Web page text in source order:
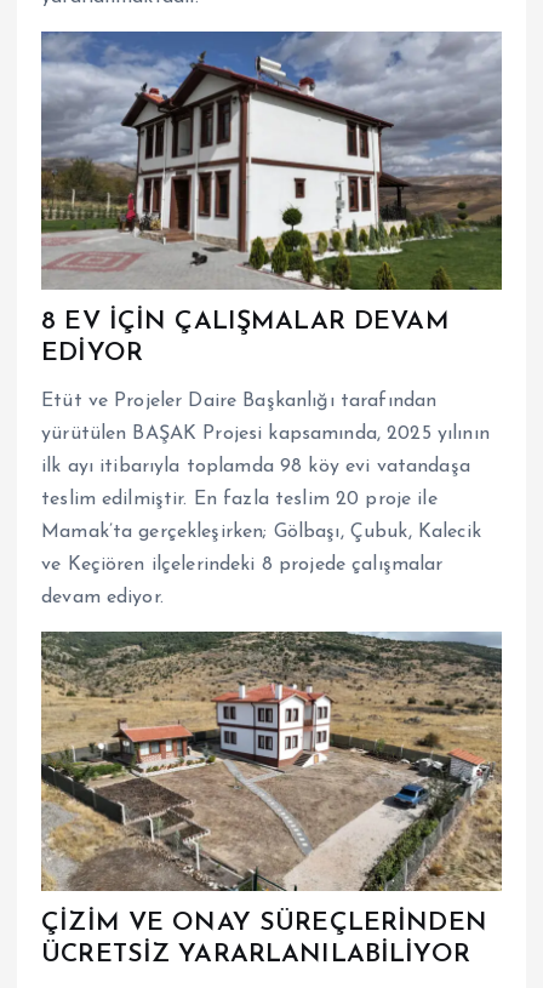
8 EV İÇİN ÇALIŞMALAR DEVAM
EDİYOR
Etüt ve Projeler Daire Başkanlığı tarafından
yürütülen BAŞAK Projesi kapsamında, 2025 yılının
ilk ayı itibarıyla toplamda 98 köy evi vatandaşa
teslim edilmiştir. En fazla teslim 20 proje ile
Mamak’ta gerçekleşirken; Gölbaşı, Çubuk, Kalecik
ve Keçiören ilçelerindeki 8 projede çalışmalar
devam ediyor.
ÇİZİM VE ONAY SÜREÇLERİNDEN
ÜCRETSİZ YARARLANILABİLİYOR